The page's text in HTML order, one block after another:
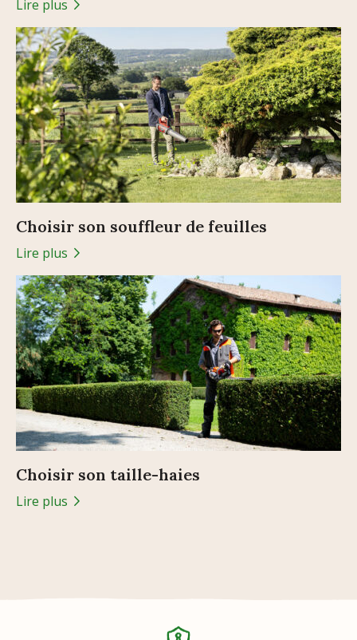
Lire plus
Choisir son souffleur de feuilles
Lire plus
Choisir son taille-haies
Lire plus